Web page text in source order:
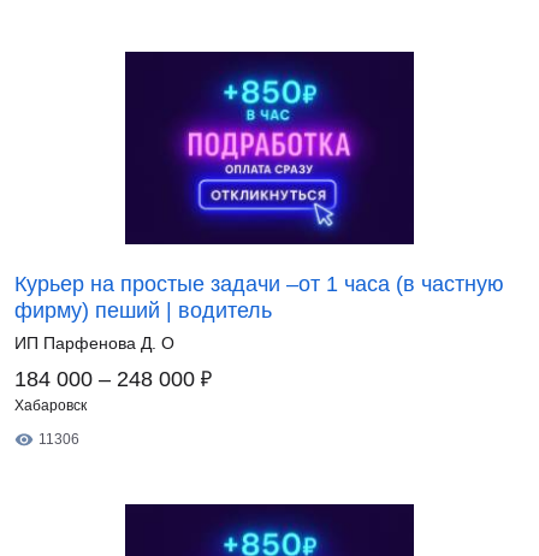
Курьер на простые задачи –от 1 часа (в частную
фирму) пеший | водитель
ИП Парфенова Д. О
184 000 – 248 000 ₽
Хабаровск
11306